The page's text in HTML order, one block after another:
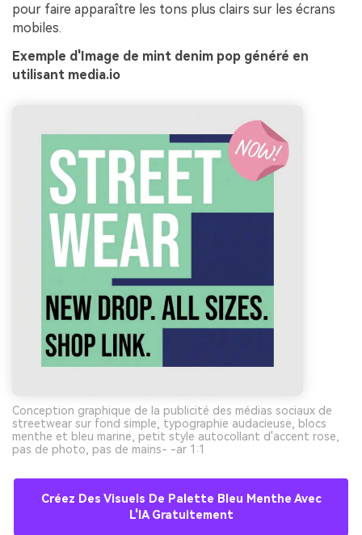
pour faire apparaître les tons plus clairs sur les écrans
mobiles.
Exemple d'Image de mint denim pop généré en
utilisant media.io
Conception graphique de la publicité des médias sociaux de
streetwear sur fond simple, typographie audacieuse, blocs
menthe et bleu marine, petit style autocollant d'accent rose,
pas de photo, pas de mains- -ar 1:1
Créez Des Visuels De Palette Bleu Menthe Avec
L'IA Gratuitement